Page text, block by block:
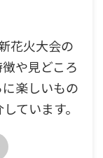
花火大会の
や見どころ
楽しいもの
ています。